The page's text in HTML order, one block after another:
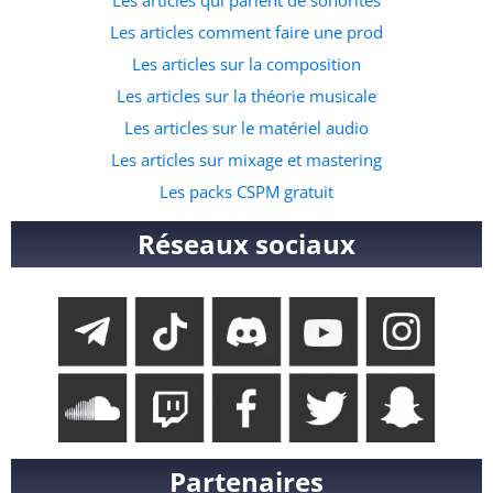
Les articles comment faire une prod
Les articles sur la composition
Les articles sur la théorie musicale
Les articles sur le matériel audio
Les articles sur mixage et mastering
Les packs CSPM gratuit
Réseaux sociaux
Partenaires